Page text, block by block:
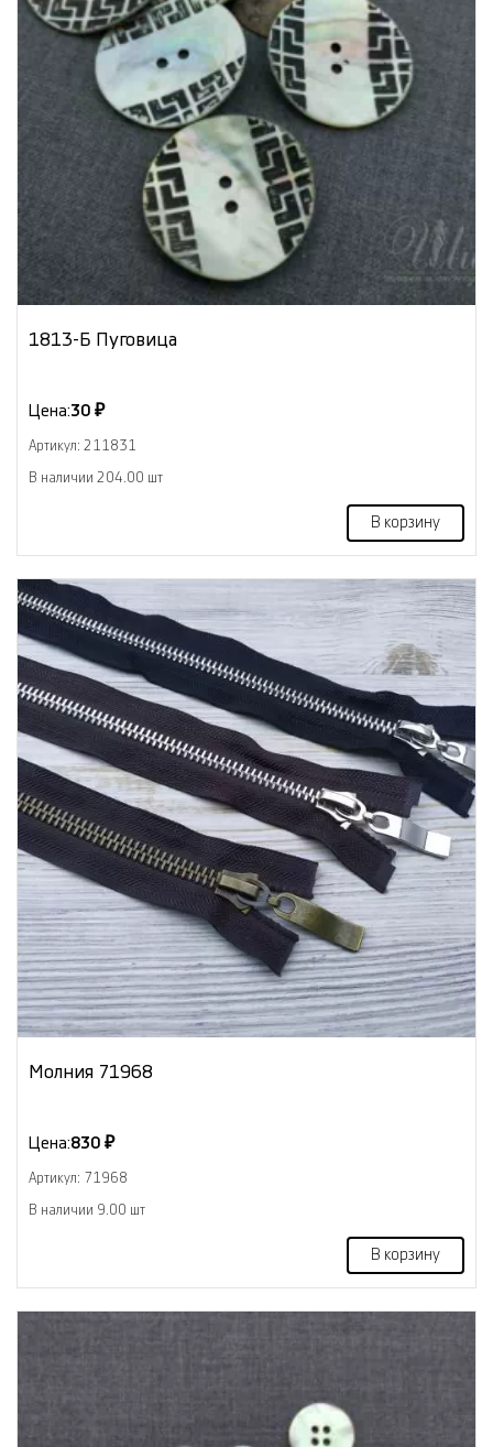
1813-Б Пуговица
Цена:30 ₽
Артикул: 211831
В наличии 204.00 шт
В корзину
Молния 71968
Цена:830 ₽
Артикул: 71968
В наличии 9.00 шт
В корзину